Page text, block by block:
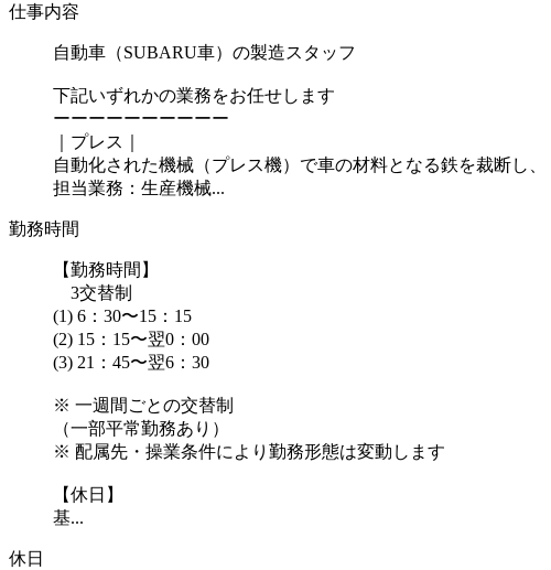
仕事内容
自動車（SUBARU車）の製造スタッフ
下記いずれかの業務をお任せします
ーーーーーーーーーー
｜プレス｜
自動化された機械（プレス機）で車の材料となる鉄を裁断し
担当業務：生産機械...
勤務時間
【勤務時間】
3交替制
(1) 6：30〜15：15
(2) 15：15〜翌0：00
(3) 21：45〜翌6：30
※ 一週間ごとの交替制
（一部平常勤務あり）
※ 配属先・操業条件により勤務形態は変動します
【休日】
基...
休日